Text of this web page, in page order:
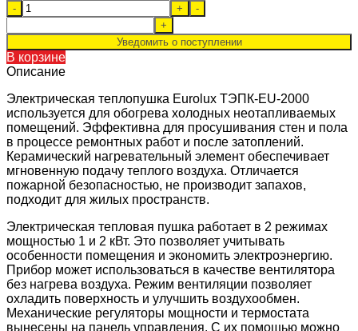
- +
-
+
Уведомить о поступлении
В корзине
Описание
Электрическая теплопушка Eurolux ТЭПК-EU-2000
используется для обогрева холодных неотапливаемых
помещений. Эффективна для просушивания стен и пола
в процессе ремонтных работ и после затоплений.
Керамический нагревательный элемент обеспечивает
мгновенную подачу теплого воздуха. Отличается
пожарной безопасностью, не производит запахов,
подходит для жилых пространств.
Электрическая тепловая пушка работает в 2 режимах
мощностью 1 и 2 кВт. Это позволяет учитывать
особенности помещения и экономить электроэнергию.
Прибор может использоваться в качестве вентилятора
без нагрева воздуха. Режим вентиляции позволяет
охладить поверхность и улучшить воздухообмен.
Механические регуляторы мощности и термостата
вынесены на панель управления. С их помощью можно